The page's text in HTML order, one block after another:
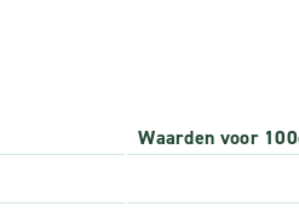
Waarden voor